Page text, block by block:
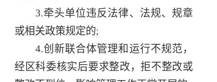
3.牵头单位违反法律、法规、规章
或相关政策规定的;
4.创新联合体管理和运行不规范，
经区科委核实后要求整改，拒不整改或